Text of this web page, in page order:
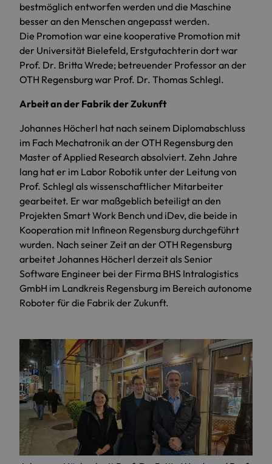
bestmöglich entworfen werden und die Maschine
besser an den Menschen angepasst werden.
Die Promotion war eine kooperative Promotion mit
der Universität Bielefeld, Erstgutachterin dort war
Prof. Dr. Britta Wrede; betreuender Professor an der
OTH Regensburg war Prof. Dr. Thomas Schlegl.
Arbeit an der Fabrik der Zukunft
Johannes Höcherl hat nach seinem Diplomabschluss
im Fach Mechatronik an der OTH Regensburg den
Master of Applied Research absolviert. Zehn Jahre
lang hat er im Labor Robotik unter der Leitung von
Prof. Schlegl als wissenschaftlicher Mitarbeiter
gearbeitet. Er war maßgeblich beteiligt an den
Projekten Smart Work Bench und iDev, die beide in
Kooperation mit Infineon Regensburg durchgeführt
wurden. Nach seiner Zeit an der OTH Regensburg
arbeitet Johannes Höcherl derzeit als Senior
Software Engineer bei der Firma BHS Intralogistics
GmbH im Landkreis Regensburg im Bereich autonome
Roboter für die Fabrik der Zukunft.